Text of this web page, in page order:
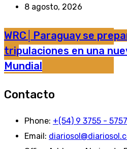
8 agosto, 2026
WRC│Paraguay se
tripulaciones en una
Mundial
Contacto
Phone: +(54) 9 3755 -
Email: